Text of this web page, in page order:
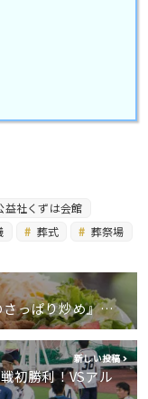
益社くずは会館
葬式 葬祭場
さっぱり炒め』…
新しい投稿
初勝利！VSアル